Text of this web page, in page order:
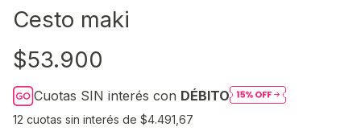
Cesto maki
$53.900
Cuotas SIN interés con DÉBITO
12 cuotas sin interés de $4.491,67